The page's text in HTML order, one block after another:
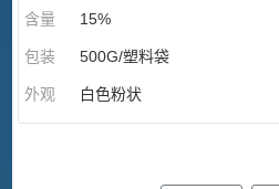
含量 15%
包装 500G/塑料袋
外观 白色粉状